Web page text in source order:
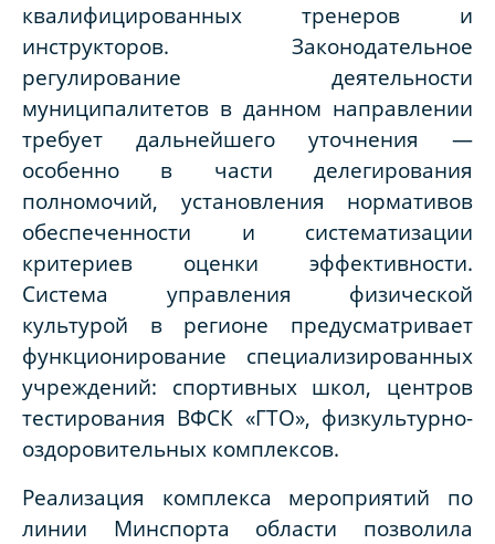
квалифицированных тренеров и
инструкторов. Законодательное
регулирование деятельности
муниципалитетов в данном направлении
требует дальнейшего уточнения —
особенно в части делегирования
полномочий, установления нормативов
обеспеченности и систематизации
критериев оценки эффективности.
Система управления физической
культурой в регионе предусматривает
функционирование специализированных
учреждений: спортивных школ, центров
тестирования ВФСК «ГТО», физкультурно-
оздоровительных комплексов.
Реализация комплекса мероприятий по
линии Минспорта области позволила